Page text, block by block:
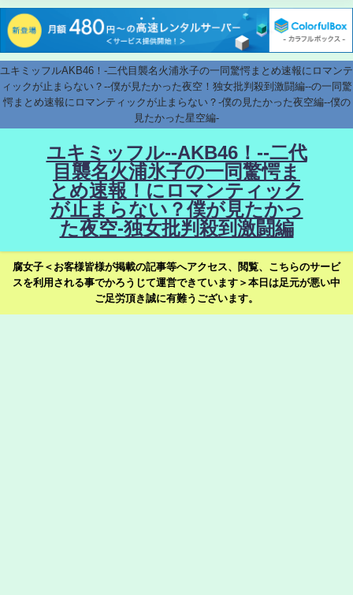
ユキミッフルAKB46！-二代目襲名火浦氷子の一同驚愕まとめ速報にロマンテ
ィックが止まらない？--僕が見たかった夜空！独女批判殺到激闘編--の一同驚
愕まとめ速報にロマンティックが止まらない？-僕の見たかった夜空編--僕の
見たかった星空編-
ユキミッフル--AKB46！--二代
目襲名火浦氷子の一同驚愕ま
とめ速報！にロマンティック
が止まらない？僕が見たかっ
た夜空-独女批判殺到激闘編
腐女子＜お客様皆様が掲載の記事等へアクセス、閲覧、こちらのサービ
スを利用される事でかろうじて運営できています＞本日は足元が悪い中
ご足労頂き誠に有難うございます。